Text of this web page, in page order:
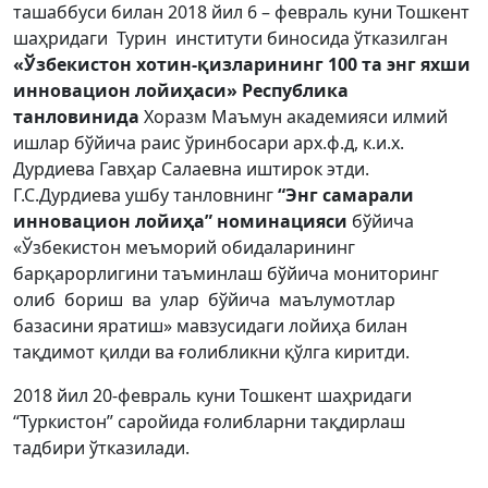
ташаббуси билан 2018 йил 6 – февраль куни Тошкент
шаҳридаги Турин институти биносида ўтказилган
«Ўзбекистон хотин-қизларининг 100 та энг яхши
инновацион лойиҳаси» Республика
танловинида Хоразм Маъмун академияси илмий
ишлар бўйича раис ўринбосари арх.ф.д, к.и.х.
Дурдиева Гавҳар Салаевна иштирок этди.
Г.С.Дурдиева ушбу танловнинг“Энг самарали
инновацион лойиҳа” номинацияси бўйича
«Ўзбекистон меъморий обидаларининг
барқарорлигини таъминлаш бўйича мониторинг
олиб бориш ва улар бўйича маълумотлар
базасини яратиш» мавзусидаги лойиҳа билан
тақдимот қилди ва ғолибликни қўлга киритди.
2018 йил 20-февраль куни Тошкент шаҳридаги
“Туркистон” саройида ғолибларни тақдирлаш
тадбири ўтказилади.